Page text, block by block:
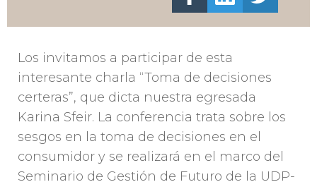
Los invitamos a participar de esta
interesante charla “Toma de decisiones
certeras”, que dicta nuestra egresada
Karina Sfeir. La conferencia trata sobre los
sesgos en la toma de decisiones en el
consumidor y se realizará en el marco del
Seminario de Gestión de Futuro de la UDP-